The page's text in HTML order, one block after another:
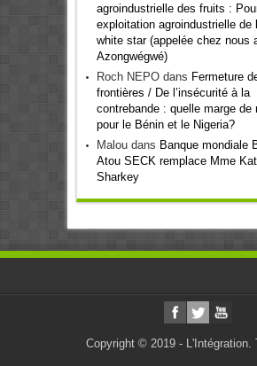
agroindustrielle des fruits :
exploitation agroindustrielle de
white star (appelée chez nous
Azongwégwé)
Roch NEPOdans Fermeture
frontières / De l’insécurité à la
contrebande : quelle marge
pour le Bénin et le Nigeria?
Maloudans Banque mondiale
Atou SECK remplace Mme
Sharkey
Copyright © 2019 - L'Intégration.